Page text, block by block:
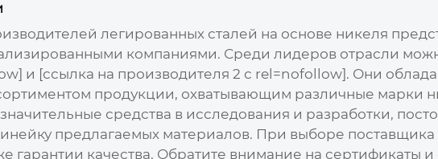
легированных сталей на основе никеля
компаниями. Среди лидеров отрасли
и [ссылка на производителя 2 с rel=nofollow]. Они
продукции, охватывающим различные марки
средства в исследования и разработки,
предлагаемых материалов. При выборе поставщика
гарантии качества. Обратите внимание на сертификаты и